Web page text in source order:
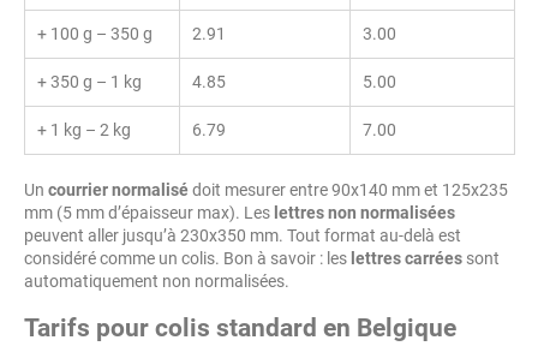
+ 100 g – 350 g 2.91 3.00
+ 350 g – 1 kg 4.85 5.00
+ 1 kg – 2 kg 6.79 7.00
Un courrier normalisédoit mesurer entre 90x140 mm et 125x235
mm (5 mm d’épaisseur max). Les lettres non normalisées
peuvent aller jusqu’à 230x350 mm. Tout format au-delà est
considéré comme un colis. Bon à savoir : les lettres carrées sont
automatiquement non normalisées.
Tarifs pour colis standard en Belgique